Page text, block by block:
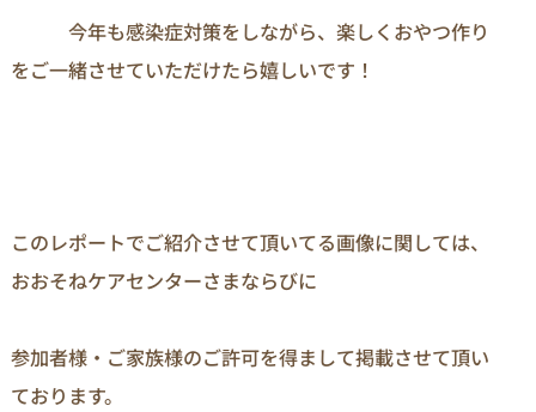
今年も感染症対策をしながら、楽しくおやつ作り
をご一緒させていただけたら嬉しいです！
このレポートでご紹介させて頂いてる画像に関しては、
おおそねケアセンターさまならびに
参加者様・ご家族様のご許可を得まして掲載させて頂い
ております。